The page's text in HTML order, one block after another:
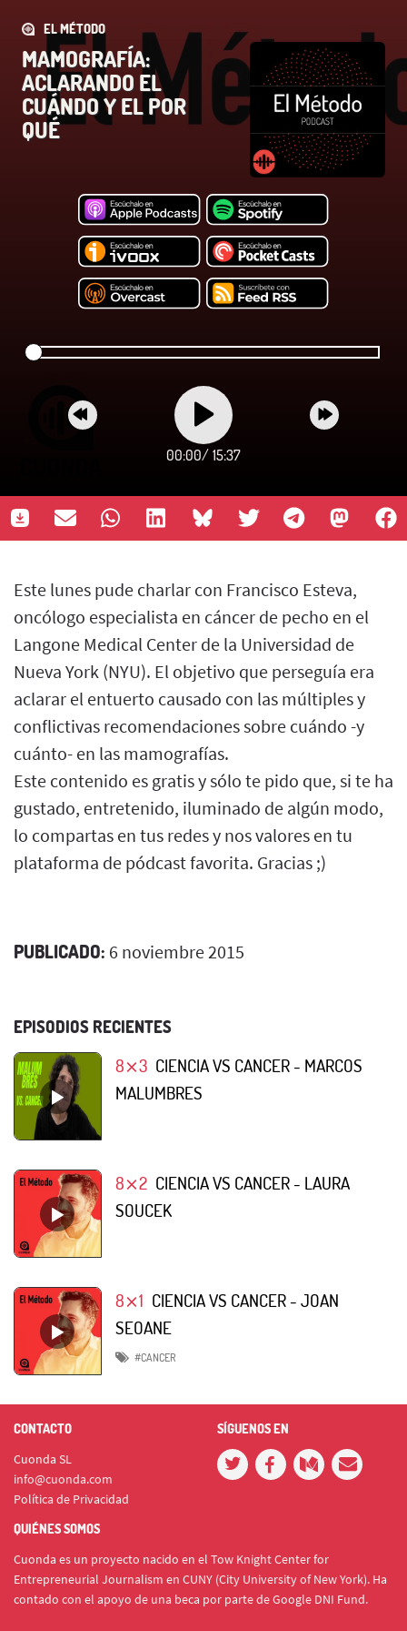
EL MÉTODO
MAMOGRAFÍA:
ACLARANDO EL
CUÁNDO Y EL POR
QUÉ
00:00/ 15:37
Este lunes pude charlar con Francisco Esteva,
oncólogo especialista en cáncer de pecho en el
Langone Medical Center de la Universidad de
Nueva York (NYU). El objetivo que perseguía era
aclarar el entuerto causado con las múltiples y
conflictivas recomendaciones sobre cuándo -y
cuánto- en las mamografías.
Este contenido es gratis y sólo te pido que, si te ha
gustado, entretenido, iluminado de algún modo,
lo compartas en tus redes y nos valores en tu
plataforma de pódcast favorita. Gracias ;)
PUBLICADO: 6 noviembre 2015
EPISODIOS RECIENTES
8⨯3 CIENCIA VS CANCER - MARCOS
MALUMBRES
8⨯2 CIENCIA VS CANCER - LAURA
SOUCEK
8⨯1 CIENCIA VS CANCER - JOAN
SEOANE
#CANCER
CONTACTO
Cuonda SL
info@cuonda.com
Política de Privacidad
SÍGUENOS EN
QUIÉNES SOMOS
Cuonda es un proyecto nacido en el Tow Knight Center for
Entrepreneurial Journalism en CUNY (City University of New York). Ha
contado con el apoyo de una beca por parte de Google DNI Fund.